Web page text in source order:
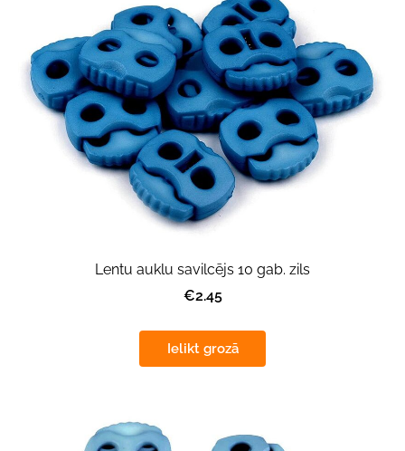
Lentu auklu savilcējs 10 gab. zils
€2.45
Ielikt grozā